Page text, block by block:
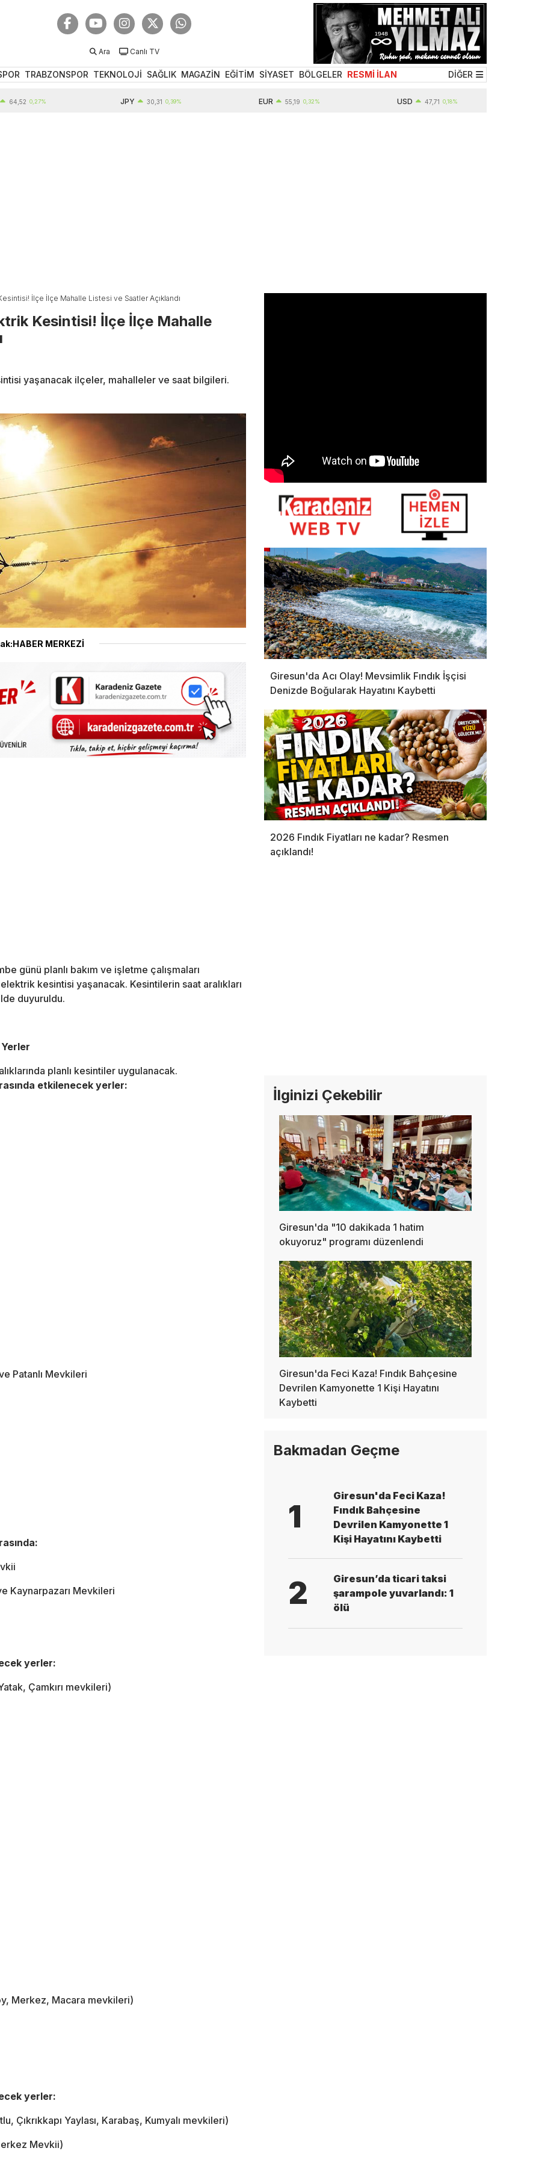
Ara Canlı TV
TRABZONSPOR TEKNOLOJİ SAĞLIK MAGAZİN EĞİTİM SİYASET BÖLGELER RESMİ İLAN DİĞER
0,27% 30,31 0,39% 55,19 0,32% 47,71 0,18%
İlçe İlçe Mahalle Listesi ve Saatler Açıklandı
Kesintisi! İlçe İlçe Mahalle
yaşanacak ilçeler, mahalleler ve saat bilgileri.
MERKEZİ
günü planlı bakım ve işletme çalışmaları
kesintisi yaşanacak. Kesintilerin saat aralıkları
duyuruldu.
planlı kesintiler uygulanacak.
etkilenecek yerler:
Patanlı Mevkileri
Kaynarpazarı Mevkileri
yerler:
Çamkırı mevkileri)
Merkez, Macara mevkileri)
yerler:
Çıkrıkkapı Yaylası, Karabaş, Kumyalı mevkileri)
Mevkii)
Giresun'da Acı Olay! Mevsimlik Fındık İşçisi
Denizde Boğularak Hayatını Kaybetti
2026 Fındık Fiyatları ne kadar? Resmen
açıklandı!
İlginizi Çekebilir
Giresun'da "10 dakikada 1 hatim
okuyoruz" programı düzenlendi
Giresun'da Feci Kaza! Fındık Bahçesine
Devrilen Kamyonette 1 Kişi Hayatını
Kaybetti
Bakmadan Geçme
1
Giresun'da Feci Kaza!
Fındık Bahçesine
Devrilen Kamyonette 1
Kişi Hayatını Kaybetti
2
Giresun’da ticari taksi
şarampole yuvarlandı: 1
ölü